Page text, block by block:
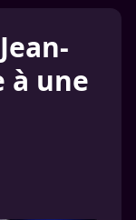
à une